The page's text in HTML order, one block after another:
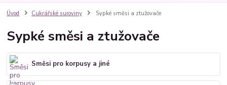
Úvod Cukrářské suroviny Sypké směsi a ztužovače
Sypké směsi a ztužovače
Směsi pro korpusy a jiné